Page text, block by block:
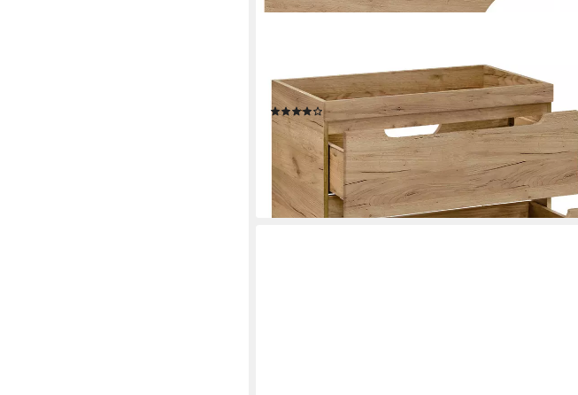
Waschtisch und Spiegelschrank Set in Wotan Eiche Nb.,
81/200/46 cm
(44)
ab 566,18 € UVP698,99 €
lieferbar - in 4-5 Werktagen bei dir